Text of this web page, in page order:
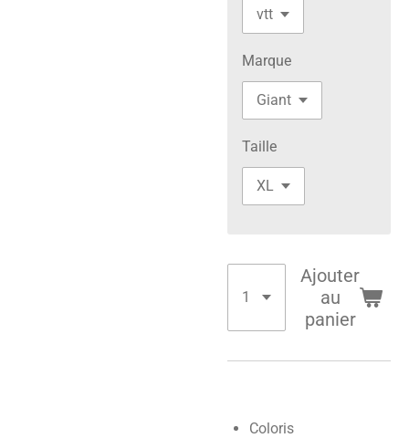
Marque
Taille
Ajouter
au
panier
Coloris